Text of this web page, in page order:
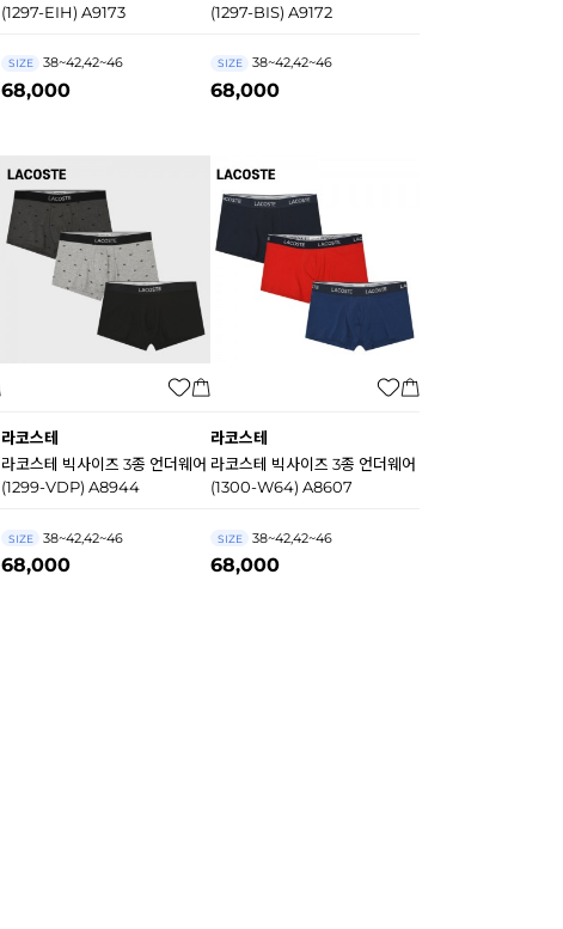
(1297-EIH) A9173
SIZE 38~42,42~46
68,000
(1297-BIS) A9172
SIZE 38~42,42~46
68,000
라코스테
라코스테 빅사이즈 3종 언더웨어
(1299-VDP) A8944
SIZE 38~42,42~46
68,000
라코스테
라코스테 빅사이즈 3종 언더웨어
(1300-W64) A8607
SIZE 38~42,42~46
68,000